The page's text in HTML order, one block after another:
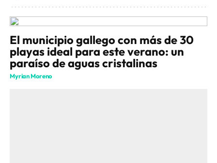
El municipio gallego con más de 30
playas ideal para este verano: un
paraíso de aguas cristalinas
Myrian Moreno